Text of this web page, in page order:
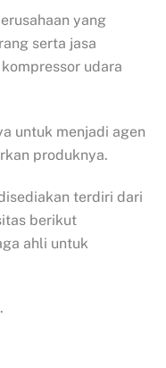
yang
serta jasa
udara
untuk menjadi agen
produknya.
terdiri dari
berikut
ahli untuk
.